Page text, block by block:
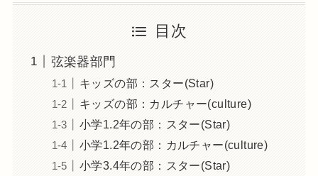
目次
弦楽器部門
キッズの部：スター(Star)
キッズの部：カルチャー(culture)
小学1.2年の部：スター(Star)
小学1.2年の部：カルチャー(culture)
小学3.4年の部：スター(Star)